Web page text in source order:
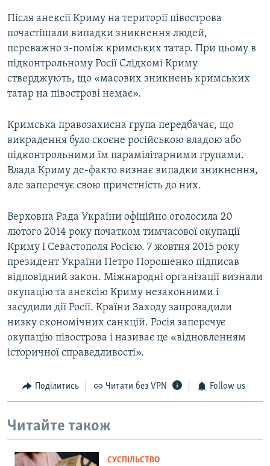
Після анексії Криму на території півострова
почастішали випадки зникнення людей,
переважно з-поміж кримських татар. При цьому в
підконтрольному Росії Слідкомі Криму
стверджують, що «масових зникнень кримських
татар на півострові немає».
Кримська правозахисна група передбачає, що
викрадення було скоєне російською владою або
підконтрольними їм парамілітарними групами.
Влада Криму де-факто визнає випадки зникнення,
але заперечує свою причетність до них.
Верховна Рада України офіційно оголосила 20
лютого 2014 року початком тимчасової окупації
Криму і Севастополя Росією. 7 жовтня 2015 року
президент України Петро Порошенко підписав
відповідний закон. Міжнародні організації визнали
окупацію та анексію Криму незаконними і
засудили дії Росії. Країни Заходу запровадили
низку економічних санкцій. Росія заперечує
окупацію півострова і називає це «відновленням
історичної справедливості».
Поділитись Читати без VPN Follow us
Читайте також
СУСПІЛЬСТВО